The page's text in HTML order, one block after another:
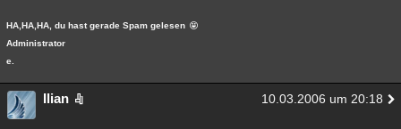
HA,HA,HA, du hast gerade Spam gelesen
Administrator
e.
Ilian 10.03.2006 um 20:18